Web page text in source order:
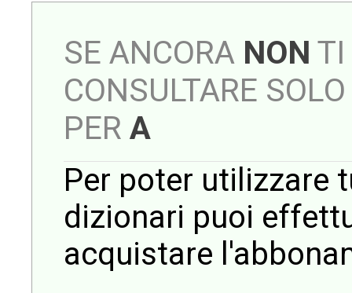
SE ANCORA NON TI
CONSULTARE
PER A
Per poter utilizzare
dizionari puoi
acquistare